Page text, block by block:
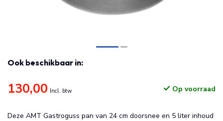
Ook beschikbaar in:
130,00 Incl. btw Op voorraad
Deze AMT Gastroguss pan van 24 cm doorsnee en 5 liter inhoud